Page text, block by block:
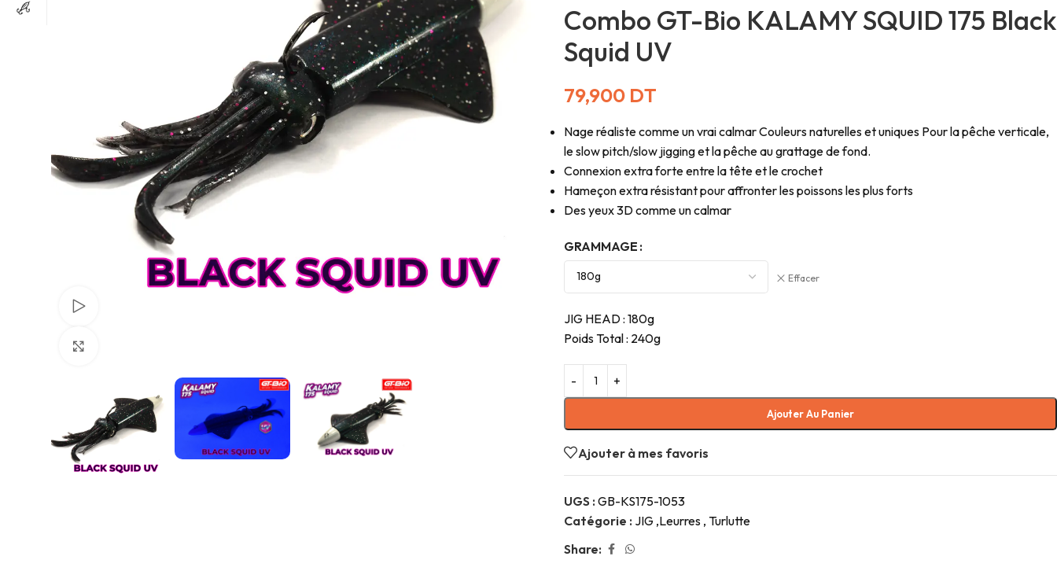
Combo GT-Bio KALAMY SQUID 175 Black
Squid UV
79,900 DT
Nage réaliste comme un vrai calmar Couleurs naturelles et uniques Pour la pêche verticale,
le slow pitch/slow jigging et la pêche au grattage de fond.
Connexion extra forte entre la tête et le crochet
Hameçon extra résistant pour affronter les poissons les plus forts
Des yeux 3D comme un calmar
GRAMMAGE
Effacer
JIG HEAD : 180g
Poids Total : 240g
Ajouter Au Panier
Ajouter à mes favoris
UGS : GB-KS175-1053
Catégorie : JIG ,Leurres , Turlutte
Share: